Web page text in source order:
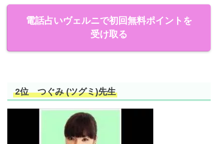
電話占いヴェルニで初回無料ポイントを
受け取る
2位 つぐみ (ツグミ)先生